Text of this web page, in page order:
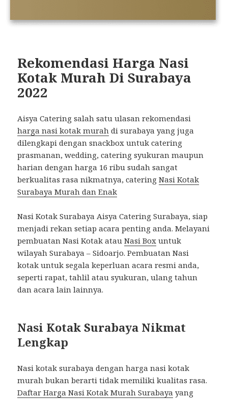
Rekomendasi Harga Nasi
Kotak Murah Di Surabaya
2022
Aisya Catering salah satu ulasan rekomendasi
harga nasi kotak murah di surabaya yang juga
dilengkapi dengan snackbox untuk catering
prasmanan, wedding, catering syukuran maupun
harian dengan harga 16 ribu sudah sangat
berkualitas rasa nikmatnya, cateringNasi Kotak
Surabaya Murah dan Enak
Nasi Kotak Surabaya Aisya Catering Surabaya, siap
menjadi rekan setiap acara penting anda. Melayani
pembuatan Nasi Kotak atauNasi Box untuk
wilayah Surabaya – Sidoarjo. Pembuatan Nasi
kotak untuk segala keperluan acara resmi anda,
seperti rapat, tahlil atau syukuran, ulang tahun
dan acara lain lainnya.
Nasi Kotak Surabaya Nikmat
Lengkap
Nasi kotak surabaya dengan harga nasi kotak
murah bukan berarti tidak memiliki kualitas rasa.
Daftar Harga Nasi Kotak Murah Surabaya yang